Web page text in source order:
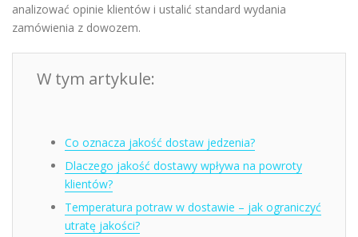
analizować opinie klientów i ustalić standard wydania
zamówienia z dowozem.
W tym artykule:
Co oznacza jakość dostaw jedzenia?
Dlaczego jakość dostawy wpływa na powroty
klientów?
Temperatura potraw w dostawie – jak ograniczyć
utratę jakości?